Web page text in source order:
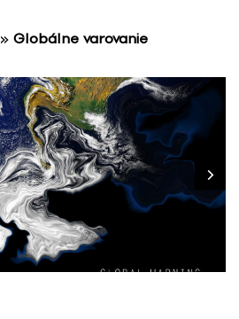
» Globálne varovanie